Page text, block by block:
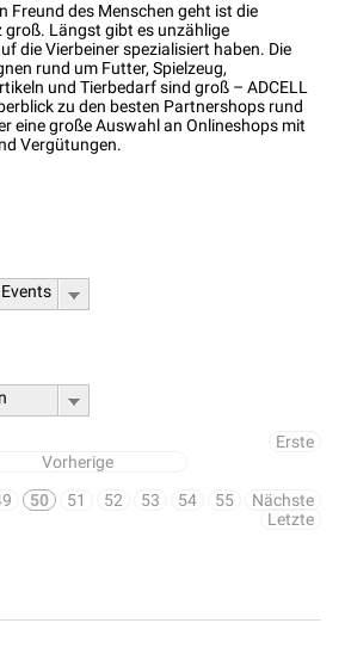
Freund des Menschen geht ist die
Längst gibt es unzählige
die Vierbeiner spezialisiert haben. Die
rund um Futter, Spielzeug,
und Tierbedarf sind groß – ADCELL
zu den besten Partnershops rund
eine große Auswahl an Onlineshops mit
Vergütungen.
Erste
Vorherige
50 51 52 53 54 55
Nächste
Letzte